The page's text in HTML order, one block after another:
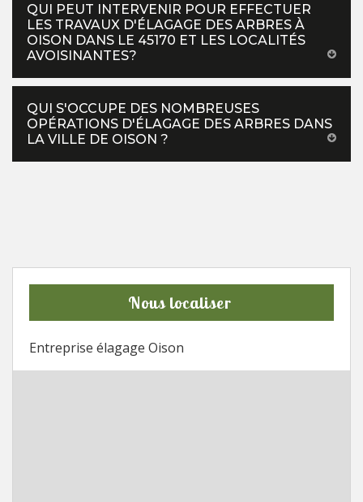
QUI PEUT INTERVENIR POUR EFFECTUER
LES TRAVAUX D'ÉLAGAGE DES ARBRES À
OISON DANS LE 45170 ET LES LOCALITÉS
AVOISINANTES?
QUI S'OCCUPE DES NOMBREUSES
OPÉRATIONS D'ÉLAGAGE DES ARBRES DANS
LA VILLE DE OISON ?
Nous localiser
Entreprise élagage Oison